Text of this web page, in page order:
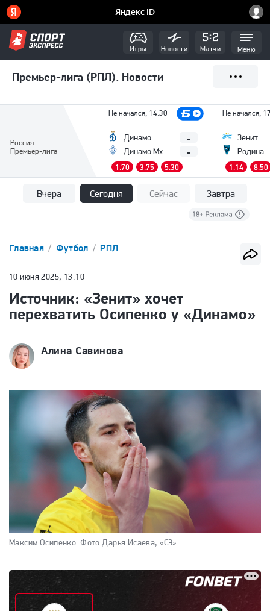
Игры Новости Матчи Меню
Премьер-лига (РПЛ). Новости
Россия
Премьер-лига
Не начался, 14:30
Динамо
Динамо Мх
-
-
1.70 3.75 5.30
Не начался,
Зенит
Родина
1.14 8.50
Вчера Сегодня Сейчас Завтра
Главная Футбол РПЛ
10 июня 2025, 13:10
Источник: «Зенит» хочет
перехватить Осипенко у «Динамо»
Алина Савинова
Максим Осипенко. Фото Дарья Исаева, «СЭ»